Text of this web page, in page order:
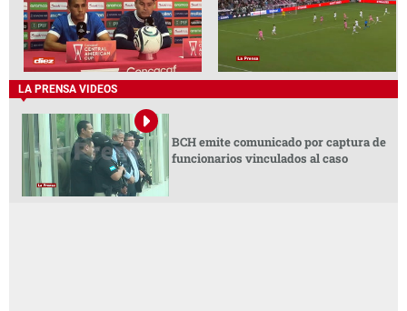
LA PRENSA VIDEOS
BCH emite comunicado por captura de
funcionarios vinculados al caso